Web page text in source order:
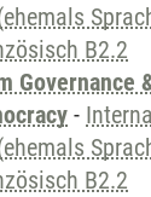
B2.2
Governance
-
B2.2